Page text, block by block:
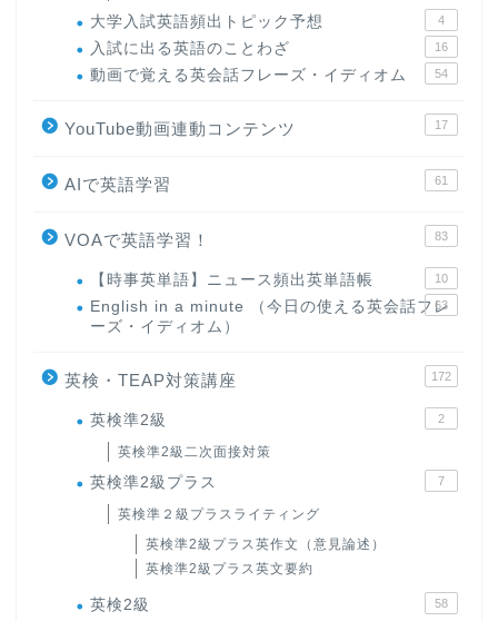
大学入試英語頻出トピック予想 4
入試に出る英語のことわざ 16
動画で覚える英会話フレーズ・イディオム 54
YouTube動画連動コンテンツ 17
AIで英語学習 61
VOAで英語学習！ 83
【時事英単語】ニュース頻出英単語帳 10
English in a minute （今日の使える英会話フレ
ーズ・イディオム）
63
英検・TEAP対策講座 172
英検準2級 2
英検準2級二次面接対策
英検準2級プラス 7
英検準２級プラスライティング
英検準2級プラス英作文（意見論述）
英検準2級プラス英文要約
英検2級 58